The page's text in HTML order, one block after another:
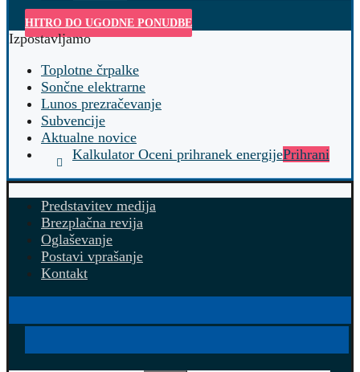
HITRO DO UGODNE PONUDBE
Izpostavljamo
Toplotne črpalke
Sončne elektrarne
Lunos prezračevanje
Subvencije
Aktualne novice
Kalkulator Oceni prihranek energijePrihrani
Predstavitev medija
Brezplačna revija
Oglaševanje
Postavi vprašanje
Kontakt